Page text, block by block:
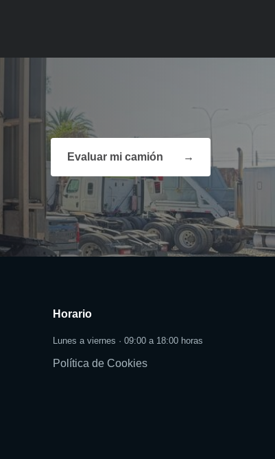
Evaluar mi camión →
Horario
Lunes a viernes · 09:00 a 18:00 horas
Política de Cookies